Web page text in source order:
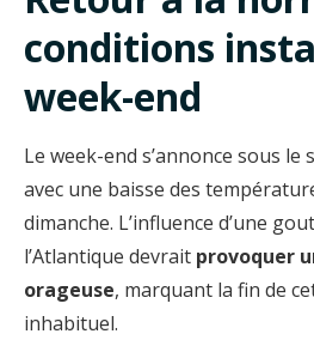
conditions
week-end
Le week-end s’annonce sous le
avec une baisse des
dimanche. L’influence d’une
l’Atlantique devrait provoquer
orageuse, marquant la fin de
inhabituel.